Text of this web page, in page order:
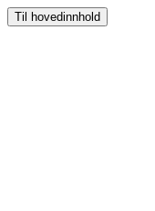
Til hovedinnhold